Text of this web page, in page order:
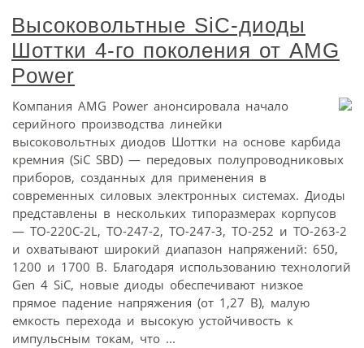
Высоковольтные SiC-диоды
Шоттки 4-го поколения от AMG
Power
Компания AMG Power анонсировала начало
серийного производства линейки
высоковольтных диодов Шоттки на основе карбида
кремния (SiC SBD) — передовых полупроводниковых
приборов, созданных для применения в
современных силовых электронных системах. Диоды
представлены в нескольких типоразмерах корпусов
— TO-220C-2L, TO-247-2, TO-247-3, TO-252 и TO-263-2
и охватывают широкий диапазон напряжений: 650,
1200 и 1700 В. Благодаря использованию технологий
Gen 4 SiC, новые диоды обеспечивают низкое
прямое падение напряжения (от 1,27 В), малую
емкость перехода и высокую устойчивость к
импульсным токам, что ...